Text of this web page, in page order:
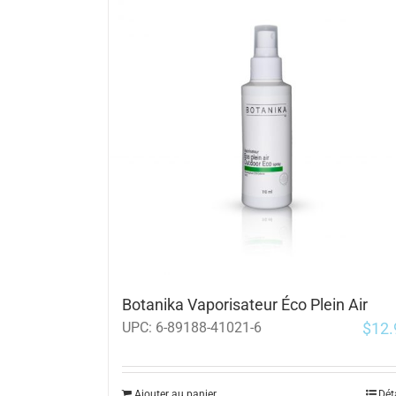
Botanika Vaporisateur Éco Plein Air
UPC: 6-89188-41021-6 $